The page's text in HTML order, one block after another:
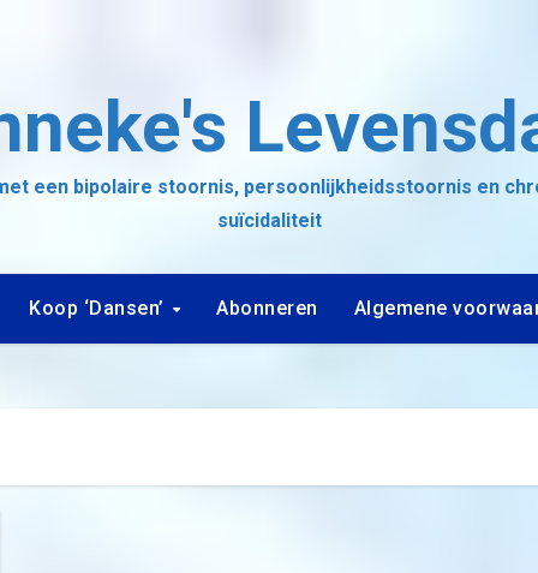
een bipolaire stoornis, persoonlijkheidsstoornis en
suïcidaliteit
Koop ‘Dansen’ Abonneren Algemene